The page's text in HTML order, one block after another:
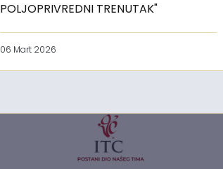
POLJOPRIVREDNI TRENUTAK"
06 Mart 2026